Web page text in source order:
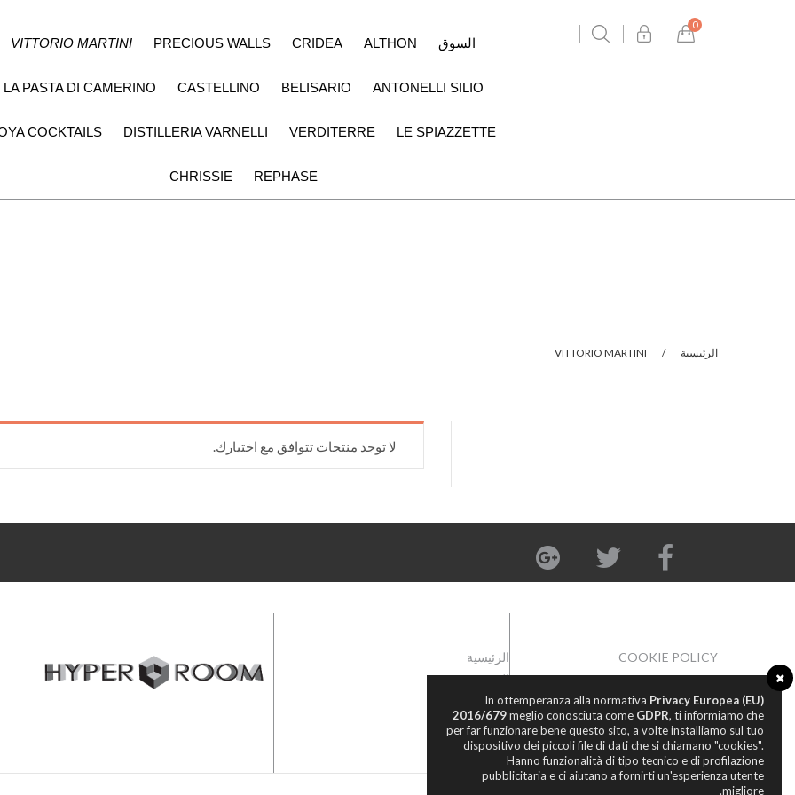
السوق ALTHON
CRIDEA
PRECIOUS WALLS
VITTORIO MARTINI
ANTONELLI SILIO
BELISARIO
CASTELLINO
LA PASTA DI CAMERINO
LE SPIAZZETTE
VERDITERRE
DISTILLERIA VARNELLI
COCKTAILS
REPHASE
CHRISSIE
0
الرئيسية /
لا توجد منتجات تتوافق مع اختيارك.
الرئيسية
السوق
المعاينة
حسابي
سلة الشراء
COOKIE POLICY
In ottemperanza alla normativa Privacy Europea (EU)
2016/679meglio conosciuta come GDPR, ti informiamo che
per far funzionare bene questo sito, a volte installiamo sul tuo
dispositivo dei piccoli file di dati che si chiamano "cookies".
Hanno funzionalità di tipo tecnico e di profilazione
pubblicitaria e ci aiutano a fornirti un'esperienza utente
migliore.